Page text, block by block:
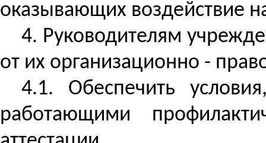
оказывающих воздействие
4. Руководителям
от их организационно -
4.1. Обеспечить
работающими